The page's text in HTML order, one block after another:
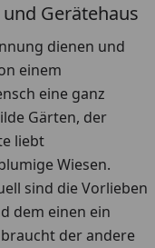
Gerätehaus
dienen und
einem
eine ganz
Gärten, der
liebt
Wiesen.
sind die Vorlieben
dem einen ein
der andere